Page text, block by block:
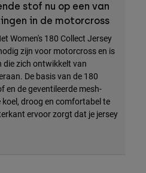
stof nu op een van
in de motorcross
Women's 180 Collect Jersey
zijn voor motorcross en is
die zich ontwikkelt van
De basis van de 180
en de geventileerde mesh-
droog en comfortabel te
ervoor zorgt dat je jersey